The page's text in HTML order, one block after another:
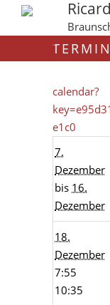
calendar?
e1c0
7.
Dezember
bis 16.
Dezember
18.
Dezember
7:55
10:35